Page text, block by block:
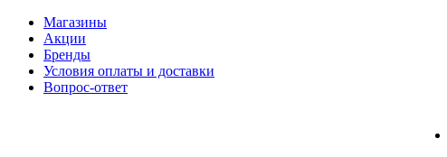
Магазины
Акции
Бренды
Условия оплаты и доставки
Вопрос-ответ